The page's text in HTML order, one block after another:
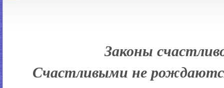
Законы
Счастливыми не